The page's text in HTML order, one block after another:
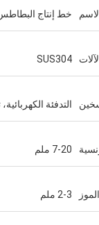
خط إنتاج البطاطس
SUS304
التدفئة
7-20 ملم
2-3 ملم